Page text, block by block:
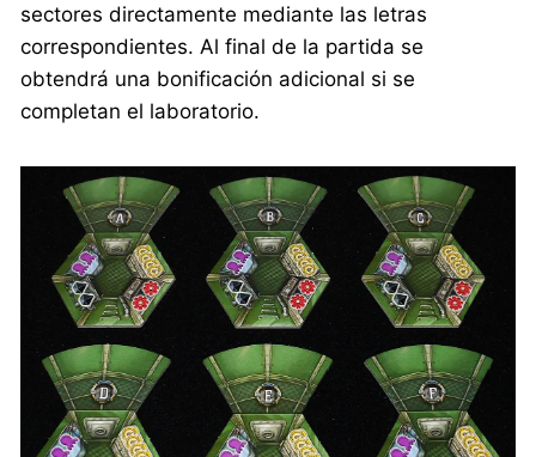
sectores directamente mediante las letras
correspondientes. Al final de la partida se
obtendrá una bonificación adicional si se
completan el laboratorio.